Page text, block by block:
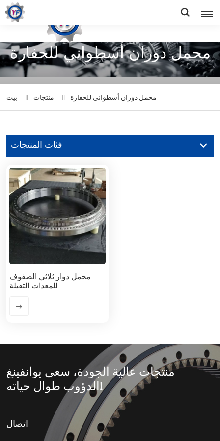
محمل دوران أسطواني للحفارة
بيت منتجات محمل دوران أسطواني للحفارة
فئات المنتجات
محمل دوار ثلاثي الصفوف
للمعدات الثقيلة
منتجات عالية الجودة، سعي يوانفينغ
الدؤوب طوال حياته!
اتصال